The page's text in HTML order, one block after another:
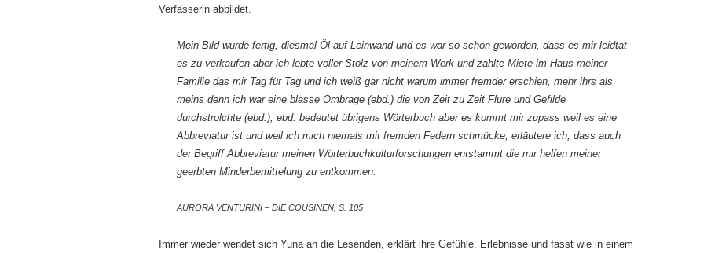
Verfasserin abbildet.
Mein Bild wurde fertig, diesmal Öl auf Leinwand und es war so schön geworden, dass es mir leidtat
es zu verkaufen aber ich lebte voller Stolz von meinem Werk und zahlte Miete im Haus meiner
Familie das mir Tag für Tag und ich weiß gar nicht warum immer fremder erschien, mehr ihrs als
meins denn ich war eine blasse Ombrage (ebd.) die von Zeit zu Zeit Flure und Gefilde
durchstrolchte (ebd.); ebd. bedeutet übrigens Wörterbuch aber es kommt mir zupass weil es eine
Abbreviatur ist und weil ich mich niemals mit fremden Federn schmücke, erläutere ich, dass auch
der Begriff Abbreviatur meinen Wörterbuchkulturforschungen entstammt die mir helfen meiner
geerbten Minderbemittelung zu entkommen.
AURORA VENTURINI – DIE COUSINEN, S. 105
Immer wieder wendet sich Yuna an die Lesenden, erklärt ihre Gefühle, Erlebnisse und fasst wie in einem